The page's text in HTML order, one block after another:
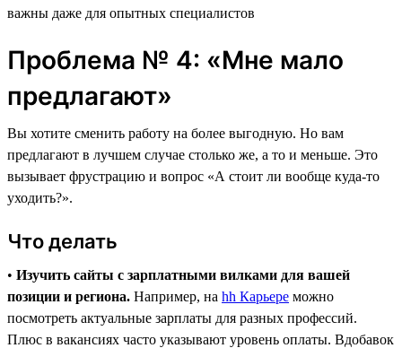
важны даже для опытных специалистов
Проблема № 4: «Мне мало
предлагают»
Вы хотите сменить работу на более выгодную. Но вам
предлагают в лучшем случае столько же, а то и меньше. Это
вызывает фрустрацию и вопрос «А стоит ли вообще куда-то
уходить?».
Что делать
• Изучить сайты с зарплатными вилками для вашей
позиции и региона. Например, на hh Карьере можно
посмотреть актуальные зарплаты для разных профессий.
Плюс в вакансиях часто указывают уровень оплаты. Вдобавок